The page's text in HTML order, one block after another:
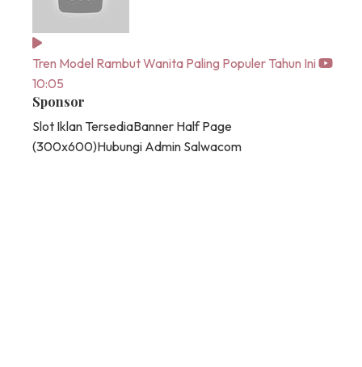
Tren Model Rambut Wanita Paling Populer Tahun Ini
10:05
Sponsor
Slot Iklan TersediaBanner Half Page
(300x600)Hubungi Admin Salwacom